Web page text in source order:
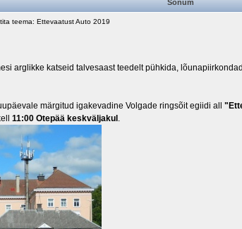
Sõnum
teema: Ettevaatust Auto 2019
arglikke katseid talvesaast teedelt pühkida,
märgitud igakevadine Volgade ringsõit egiidi all
11:00 Otepää keskväljakul .